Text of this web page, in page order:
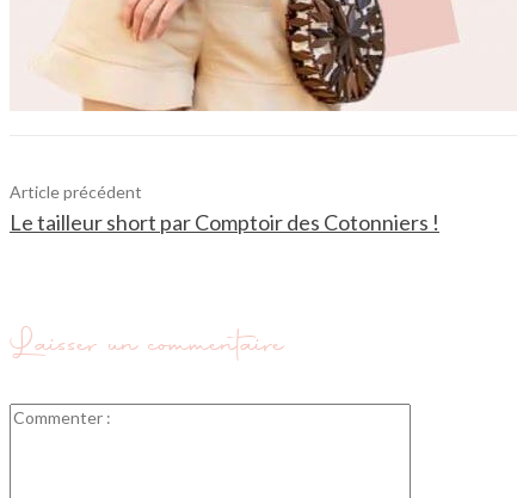
Article précédent
Le tailleur short par Comptoir des Cotonniers !
Laisser un commentaire